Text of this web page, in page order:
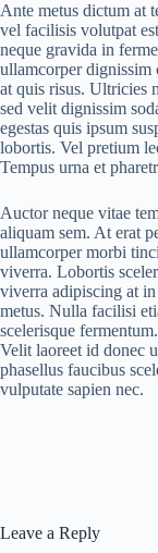
Ante metus dictum at
vel facilisis volutpat
neque gravida in
ullamcorper dignissim
at quis risus. Ultricies
sed velit dignissim
egestas quis ipsum
lobortis. Vel pretium
Tempus urna et
Auctor neque vitae
aliquam sem. At erat
ullamcorper morbi
viverra. Lobortis
viverra adipiscing at
metus. Nulla facilisi
scelerisque
Velit laoreet id donec
phasellus faucibus
vulputate sapien nec.
Leave a Reply